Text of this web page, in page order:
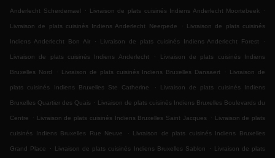
Anderlecht Scherdemael . Livraison de plats cuisinés Indiens Anderlecht Moortebeek .
Livraison de plats cuisinés Indiens Anderlecht Neerpede . Livraison de plats cuisinés
Indiens Anderlecht Bon Air . Livraison de plats cuisinés Indiens Anderlecht Forest .
Livraison de plats cuisinés Indiens Anderlecht . Livraison de plats cuisinés Indiens
Bruxelles Nord . Livraison de plats cuisinés Indiens Bruxelles Dansaert . Livraison de
plats cuisinés Indiens Bruxelles Ste Catherine . Livraison de plats cuisinés Indiens
Bruxelles Quartier des Quais . Livraison de plats cuisinés Indiens Bruxelles Boulevards du
Centre . Livraison de plats cuisinés Indiens Bruxelles Saint Jacques . Livraison de plats
cuisinés Indiens Bruxelles Rue Neuve . Livraison de plats cuisinés Indiens Bruxelles
Grand Place . Livraison de plats cuisinés Indiens Bruxelles Sablon . Livraison de plats